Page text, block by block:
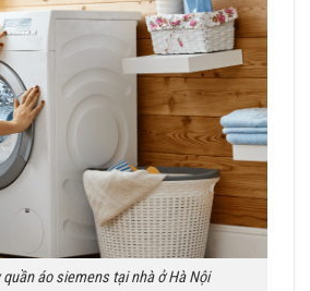
quần áo siemens tại nhà ở Hà Nội